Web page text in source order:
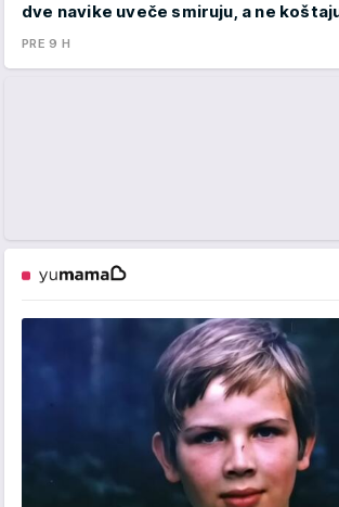
dve navike uveče smiruju, a ne
PRE 9 H